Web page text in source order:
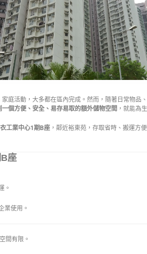
庭活動，大多都在區內完成。然而，隨著日常物品
一個方便、安全、易存易取的額外儲物空間 ，就能為
工業中心1期B座 ，鄰近裕東苑，存取省時、搬運方
座
。
業使用。
間有限。